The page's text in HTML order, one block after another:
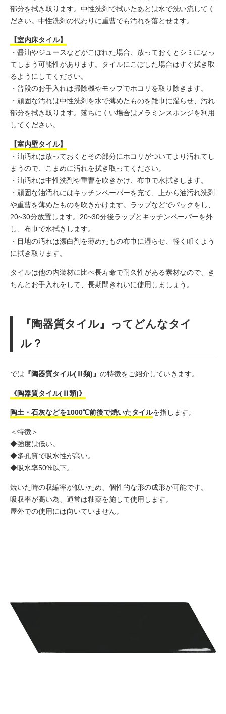
部分を拭き取ります。中性洗剤で拭いたあとは水で洗い流してく
ださい。中性洗剤の代わりに重曹でも汚れを落とせます。
【室内床タイル】
・醤油やジュースなどがこぼれた場合、放っておくとシミになっ
てしまう可能性があります。タイルにこぼした場合はすぐ拭き取
るようにしてください。
・普段のお手入れは掃除機やモップでホコリを取り除きます。
・頑固な汚れは中性洗剤を水で薄めたものを雑巾に湿らせ、汚れ
部分を拭き取ります。落ちにくい場合はメラミンスポンジを利用
してください。
【室内壁タイル】
・油汚れは放っておくとその部分にホコリがついてより汚れてし
まうので、こまめに汚れを拭き取ってください。
・油汚れは中性洗剤や重曹を吹きかけ、布巾で水拭きします。
・頑固な油汚れにはキッチンペーパーを充て、上から油汚れ洗剤
や重曹を薄めたものを吹きかけます。ラップなどでパックをし、
20~30分放置します。20~30分後ラップとキッチンペーパーを外
し、布巾で水拭きします。
・目地の汚れは漂白剤を薄めたもの布巾に湿らせ、軽く叩くよう
に拭き取ります。
タイルは他の内装材に比べ長寿命で耐久性がある素材なので、き
ちんとお手入れをして、長期間きれいに使用しましょう。
『陶器質タイル』ってどんなタイ
ル？
では 『陶器質タイル(Ⅲ類)』 の特徴をご紹介していきます。
《陶器質タイル(Ⅲ類)》
陶土・石灰などを1000℃前後で焼いたタイルを指します。
＜特徴＞
◆強度は低い。
◆多孔質で吸水性が高い。
◆吸水率50%以下。
焼いた時の収縮率が低いため、個性的な形の成形が可能です。
吸収率が高い為、通常は釉薬を施して使用します。
屋外での使用には向いていません。